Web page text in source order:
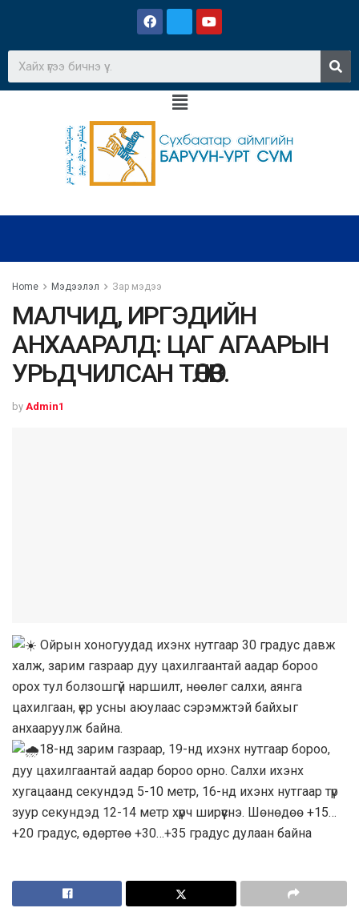
Home Мэдээлэл Зар мэдээ
МАЛЧИД, ИРГЭДИЙН
АНХААРАЛД: ЦАГ АГААРЫН
УРЬДЧИЛСАН ТӨЛӨВ.
by Admin1
Ойрын хоногуудад ихэнх нутгаар 30 градус давж
халж, зарим газраар дуу цахилгаантай аадар бороо
орох тул болзошгүй наршилт, нөөлөг салхи, аянга
цахилгаан, үер усны аюулаас сэрэмжтэй байхыг
анхааруулж байна.
18-нд зарим газраар, 19-нд ихэнх нутгаар бороо,
дуу цахилгаантай аадар бороо орно. Салхи ихэнх
хугацаанд секундэд 5-10 метр, 16-нд ихэнх нутгаар түр
зуур секундэд 12-14 метр хүрч ширүүснэ. Шөнөдөө +15…
+20 градус, өдөртөө +30…+35 градус дулаан байна